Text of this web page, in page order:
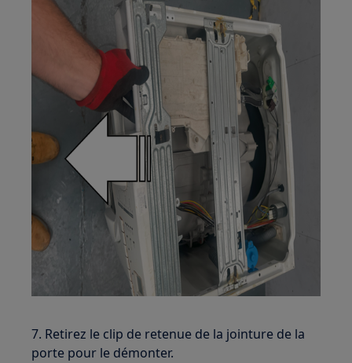
7. Retirez le clip de retenue de la jointure de la
porte pour le démonter.